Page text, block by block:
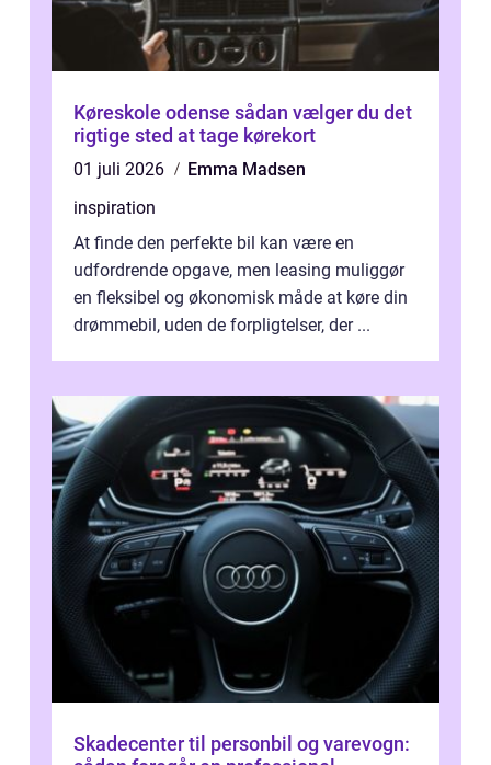
Køreskole odense sådan vælger du det
rigtige sted at tage kørekort
01 juli 2026
Emma Madsen
inspiration
At finde den perfekte bil kan være en
udfordrende opgave, men leasing muliggør
en fleksibel og økonomisk måde at køre din
drømmebil, uden de forpligtelser, der ...
Skadecenter til personbil og varevogn: